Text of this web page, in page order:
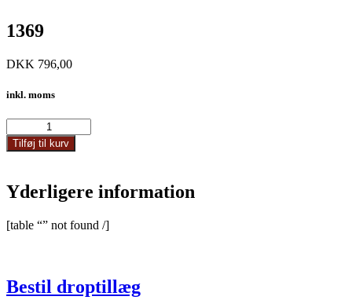
1369
DKK 796,00
inkl. moms
antal
Tilføj til kurv
Yderligere information
[table “” not found /]
Bestil droptillæg